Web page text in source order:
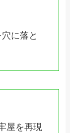
に落と
屋を再現